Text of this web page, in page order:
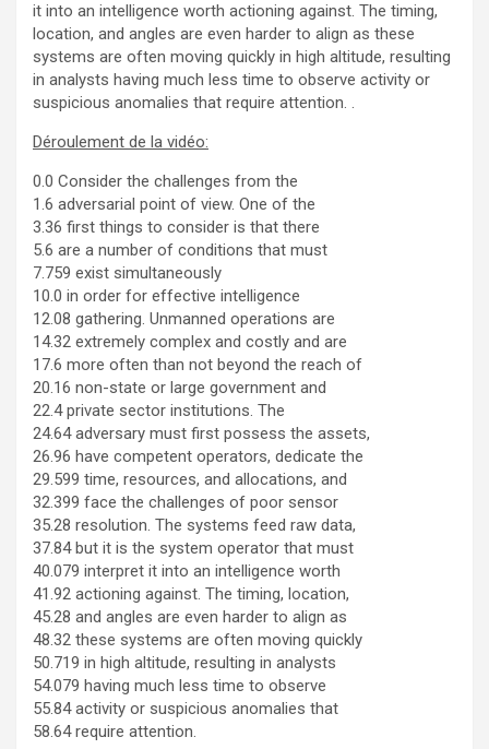
it into an intelligence worth actioning against. The timing,
location, and angles are even harder to align as these
systems are often moving quickly in high altitude, resulting
in analysts having much less time to observe activity or
suspicious anomalies that require attention. .
Déroulement de la vidéo:
0.0 Consider the challenges from the
1.6 adversarial point of view. One of the
3.36 first things to consider is that there
5.6 are a number of conditions that must
7.759 exist simultaneously
10.0 in order for effective intelligence
12.08 gathering. Unmanned operations are
14.32 extremely complex and costly and are
17.6 more often than not beyond the reach of
20.16 non-state or large government and
22.4 private sector institutions. The
24.64 adversary must first possess the assets,
26.96 have competent operators, dedicate the
29.599 time, resources, and allocations, and
32.399 face the challenges of poor sensor
35.28 resolution. The systems feed raw data,
37.84 but it is the system operator that must
40.079 interpret it into an intelligence worth
41.92 actioning against. The timing, location,
45.28 and angles are even harder to align as
48.32 these systems are often moving quickly
50.719 in high altitude, resulting in analysts
54.079 having much less time to observe
55.84 activity or suspicious anomalies that
58.64 require attention.